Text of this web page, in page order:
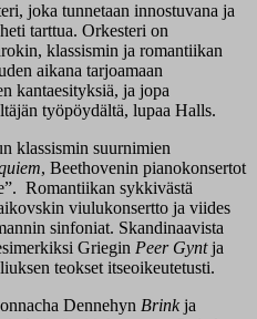
joka tunnetaan innostuvana ja
tarttua. Orkesteri on
klassismin ja romantiikan
aikana tarjoamaan
kantaesityksiä, ja jopa
työpöydältä, lupaa Halls.
klassismin suurnimien
, Beethovenin pianokonsertot
Romantiikan sykkivästä
viulukonsertto ja viides
sinfoniat. Skandinaavista
Griegin Peer Gyntja
teokset itseoikeutetusti.
Dennehyn Brink ja